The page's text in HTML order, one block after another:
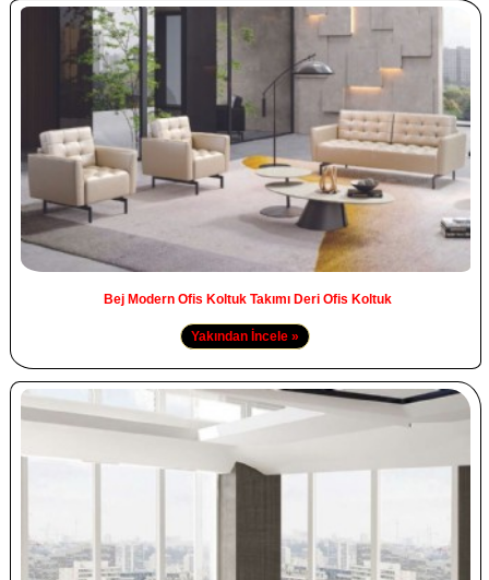
Bej Modern Ofis Koltuk Takımı Deri Ofis Koltuk
Yakından İncele »